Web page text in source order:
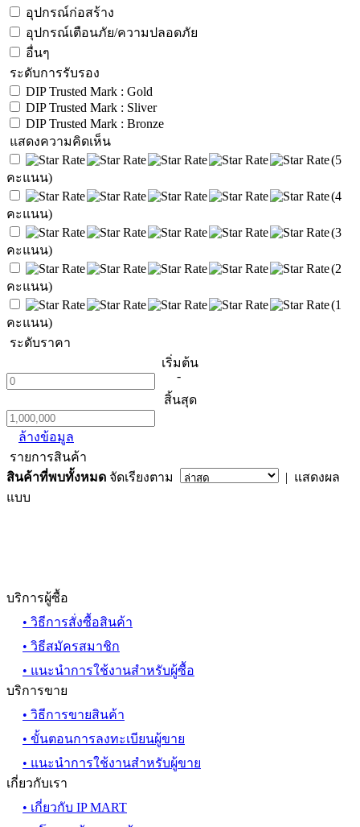
อุปกรณ์ก่อสร้าง
อุปกรณ์เตือนภัย/ความปลอดภัย
อื่นๆ
ระดับการรับรอง
DIP Trusted Mark : Gold
DIP Trusted Mark : Sliver
DIP Trusted Mark : Bronze
แสดงความคิดเห็น
(5
คะแนน)
(4
คะแนน)
(3
คะแนน)
(2
คะแนน)
(1
คะแนน)
ระดับราคา
เริ่มต้น
สิ้นสุด
-
ล้างข้อมูล
รายการสินค้า
สินค้าที่พบทั้งหมด จัดเรียงตาม
| แสดงผล
แบบ
บริการผู้ซื้อ
• วิธีการสั่งซื้อสินค้า
• วิธีสมัครสมาชิก
• แนะนำการใช้งานสำหรับผู้ซื้อ
บริการขาย
• วิธีการขายสินค้า
• ขั้นตอนการลงทะเบียนผู้ขาย
• แนะนำการใช้งานสำหรับผู้ขาย
เกี่ยวกับเรา
• เกี่ยวกับ IP MART